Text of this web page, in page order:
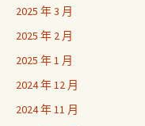
2025 年 3 月
2025 年 2 月
2025 年 1 月
2024 年 12 月
2024 年 11 月